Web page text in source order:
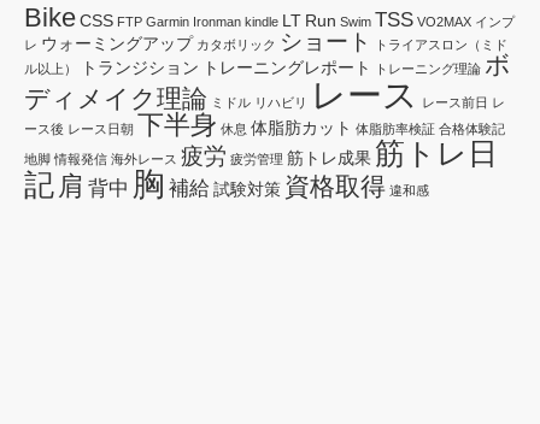
BikeCSS FTP Garmin Ironman kindle LT Run Swim TSS VO2MAX インプ
レ ウォーミングアップ カタボリック ショート
トライアスロン（ミド
ル以上）
トランジション トレーニングレポート トレーニング理論 ボ
ディメイク理論 ミドル リハビリ レース レース前日 レ
ース後 レース日朝 下半身 休息 体脂肪カット 体脂肪率検証 合格体験記
地脚 情報発信 海外レース 疲労 疲労管理 筋トレ成果 筋トレ日
記 肩 背中 胸 補給 試験対策 資格取得 違和感